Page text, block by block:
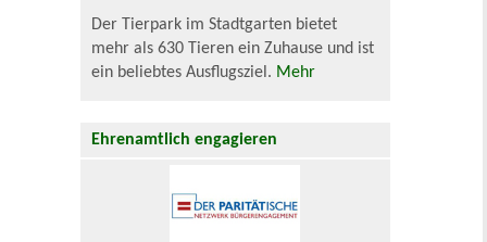
Der Tierpark im Stadtgarten bietet
mehr als 630 Tieren ein Zuhause und ist
ein beliebtes Ausflugsziel. Mehr
Ehrenamtlich engagieren